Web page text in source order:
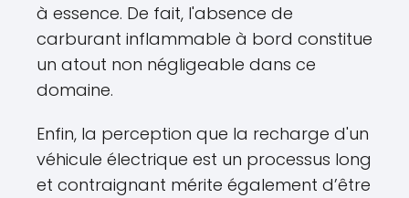
à essence. De fait, l'absence de
carburant inflammable à bord constitue
un atout non négligeable dans ce
domaine.
Enfin, la perception que la recharge d'un
véhicule électrique est un processus long
et contraignant mérite également d’être